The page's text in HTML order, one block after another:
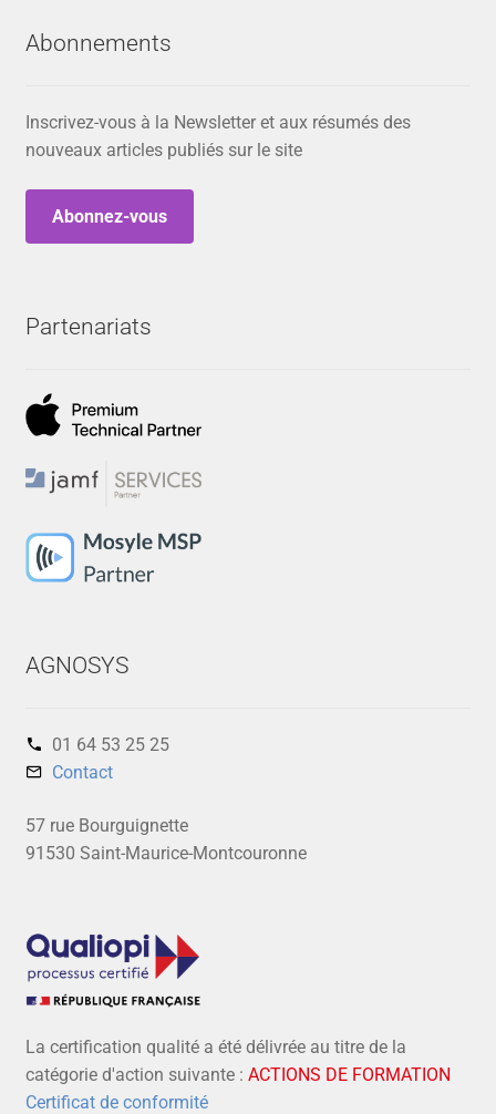
Abonnements
Inscrivez-vous à la Newsletter et aux résumés des
nouveaux articles publiés sur le site
Abonnez-vous
Partenariats
AGNOSYS
01 64 53 25 25‬
Contact
57 rue Bourguignette
91530 Saint-Maurice-Montcouronne
La certification qualité a été délivrée au titre de la
catégorie d'action suivante : ACTIONS DE FORMATION
Certificat de conformité